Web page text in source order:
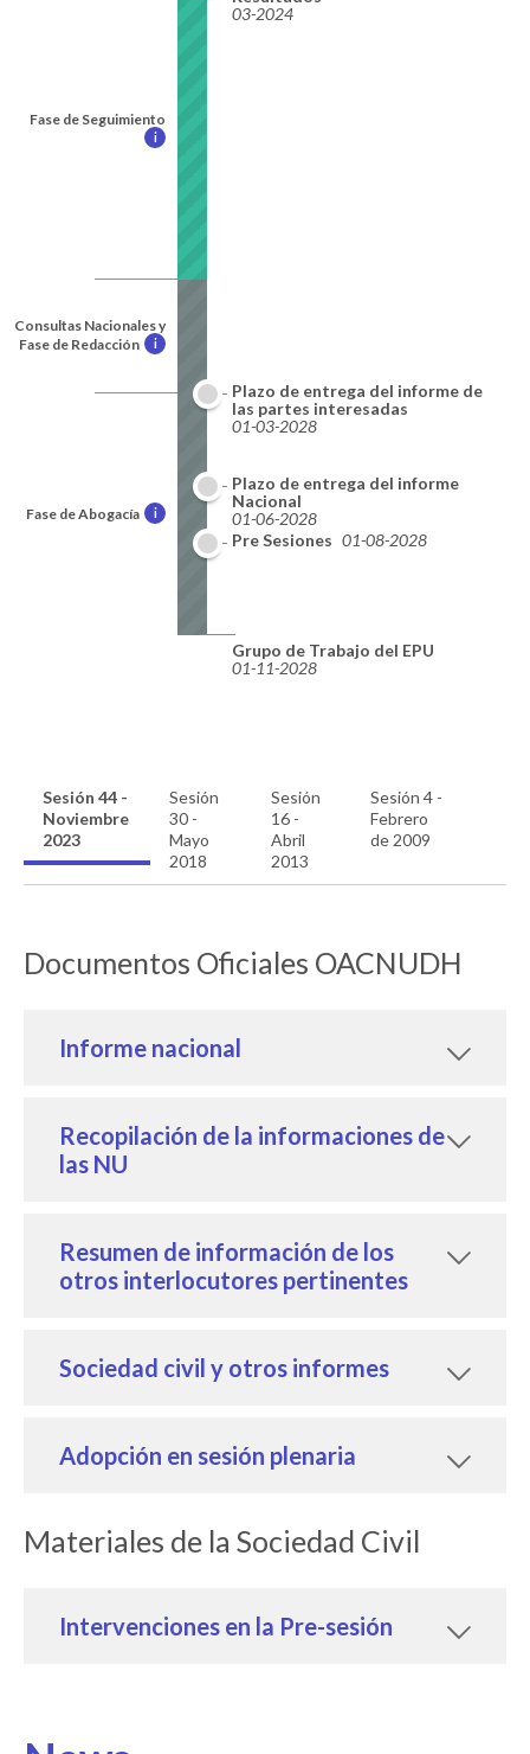
Fase de Seguimiento
i
Consultas Nacionales y
Fase de Redacción
i
Fase de Abogacía i
03-2024
Plazo de entrega del informe de
las partes interesadas
01-03-2028
Plazo de entrega del informe
Nacional
01-06-2028
Pre Sesiones 01-08-2028
Grupo de Trabajo del EPU
01-11-2028
Sesión 44 -
Noviembre
2023
Sesión
30 -
Mayo
2018
Sesión
16 -
Abril
2013
Sesión 4 -
Febrero
de 2009
Documentos Oficiales OACNUDH
Informe nacional
Recopilación de la informaciones de
las NU
Resumen de información de los
otros interlocutores pertinentes
Sociedad civil y otros informes
Adopción en sesión plenaria
Materiales de la Sociedad Civil
Intervenciones en la Pre-sesión